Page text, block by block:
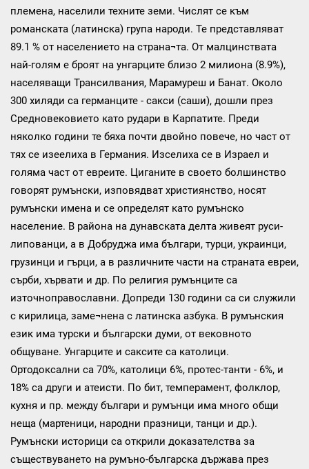
племена, населили техните земи. Числят се към
романската (латинска) група народи. Те представляват
89.1 % от населението на страна¬та. От малцинствата
най-голям е броят на унгарците близо 2 милиона (8.9%),
населяващи Трансилвания, Марамуреш и Банат. Около
300 хиляди са германците - сакси (саши), дошли през
Средновековието като рудари в Карпатите. Преди
няколко години те бяха почти двойно повече, но част от
тях се изеелиха в Германия. Изселиха се в Израел и
голяма част от евреите. Циганите в своето болшинство
говорят румънски, изповядват християнство, носят
румънски имена и се определят като румънско
население. В района на дунавската делта живеят руси-
липованци, а в Добруджа има българи, турци, украинци,
грузинци и гърци, а в различните части на страната евреи,
сърби, хървати и др. По религия румънците са
източноправославни. Допреди 130 години са си служили
с кирилица, заме¬нена с латинска азбука. В румънския
език има турски и български думи, от вековното
общуване. Унгарците и саксите са католици.
Ортодоксални са 70%, католици 6%, протес-танти - 6%, и
18% са други и атеисти. По бит, темперамент, фолклор,
кухня и пр. между българи и румънци има много общи
неща (мартеници, народни празници, танци и др.).
Румънски историци са открили доказателства за
съществуването на румъно-българска държава през